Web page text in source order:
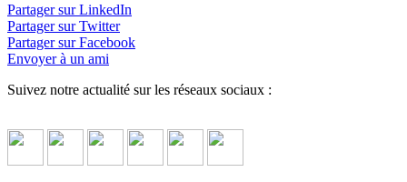
Partager sur LinkedIn
Partager sur Twitter
Partager sur Facebook
Envoyer à un ami
Suivez notre actualité sur les réseaux sociaux :